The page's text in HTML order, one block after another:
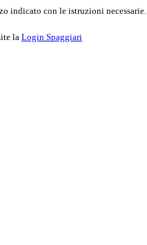
indicato con le istruzioni necessarie.
la Login Spaggiari